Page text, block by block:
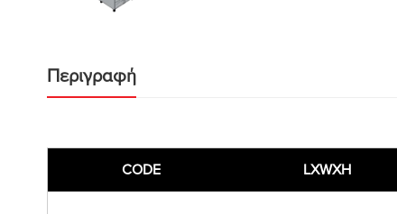
Περιγραφή
CODE LXWXH